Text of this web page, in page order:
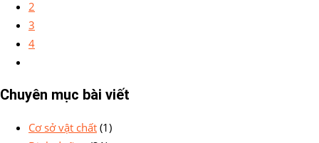
2
3
4
Chuyên mục bài viết
Cơ sở vật chất (1)